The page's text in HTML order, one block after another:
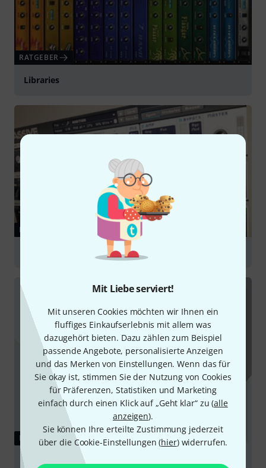
Mit Liebe serviert!
Mit unseren Cookies möchten wir Ihnen ein
fluffiges Einkaufserlebnis mit allem was
dazugehört bieten. Dazu zählen zum Beispiel
passende Angebote, personalisierte Anzeigen
und das Merken von Einstellungen. Wenn das für
Sie okay ist, stimmen Sie der Nutzung von Cookies
für Präferenzen, Statistiken und Marketing
einfach durch einen Klick auf „Geht klar“ zu (alle
anzeigen).
Sie können Ihre erteilte Zustimmung jederzeit
über die Cookie-Einstellungen (hier) widerrufen.
RATGEBER
Libraries
RATGEBER
DOWNLOAD
Lizenzierung- und Installationanleitung